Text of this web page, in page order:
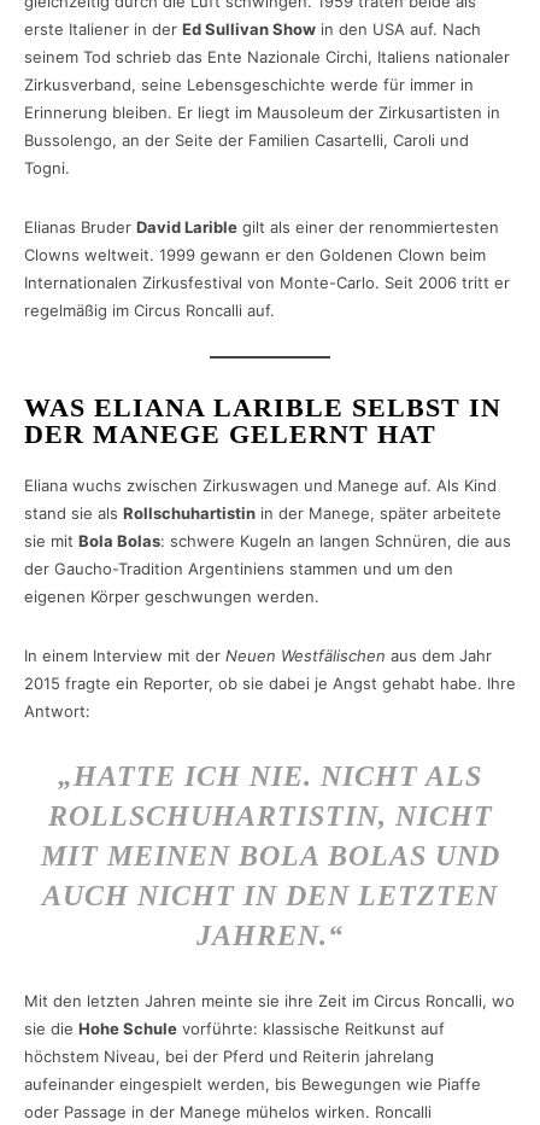
erste Italiener in der Ed Sullivan Show in den USA auf. Nach
seinem Tod schrieb das Ente Nazionale Circhi, Italiens nationaler
Zirkusverband, seine Lebensgeschichte werde für immer in
Erinnerung bleiben. Er liegt im Mausoleum der Zirkusartisten in
Bussolengo, an der Seite der Familien Casartelli, Caroli und
Togni.
Elianas Bruder David Larible gilt als einer der renommiertesten
Clowns weltweit. 1999 gewann er den Goldenen Clown beim
Internationalen Zirkusfestival von Monte-Carlo. Seit 2006 tritt er
regelmäßig im Circus Roncalli auf.
WAS ELIANA LARIBLE SELBST IN
DER MANEGE GELERNT HAT
Eliana wuchs zwischen Zirkuswagen und Manege auf. Als Kind
stand sie als Rollschuhartistin in der Manege, später arbeitete
sie mit Bola Bolas: schwere Kugeln an langen Schnüren, die aus
der Gaucho-Tradition Argentiniens stammen und um den
eigenen Körper geschwungen werden.
In einem Interview mit der Neuen Westfälischen aus dem Jahr
2015 fragte ein Reporter, ob sie dabei je Angst gehabt habe. Ihre
Antwort:
„HATTE ICH NIE. NICHT ALS
ROLLSCHUHARTISTIN, NICHT
MIT MEINEN BOLA BOLAS UND
AUCH NICHT IN DEN LETZTEN
JAHREN.“
Mit den letzten Jahren meinte sie ihre Zeit im Circus Roncalli, wo
sie die Hohe Schule vorführte: klassische Reitkunst auf
höchstem Niveau, bei der Pferd und Reiterin jahrelang
aufeinander eingespielt werden, bis Bewegungen wie Piaffe
oder Passage in der Manege mühelos wirken. Roncalli